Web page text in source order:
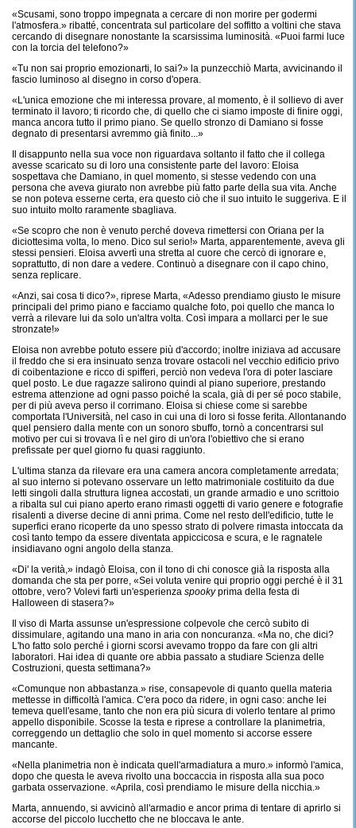
«Scusami, sono troppo impegnata a cercare di non morire per godermi
l'atmosfera.» ribatté, concentrata sul particolare del soffitto a voltini che stava
cercando di disegnare nonostante la scarsissima luminosità. «Puoi farmi luce
con la torcia del telefono?»
«Tu non sai proprio emozionarti, lo sai?» la punzecchiò Marta, avvicinando il
fascio luminoso al disegno in corso d'opera.
«L'unica emozione che mi interessa provare, al momento, è il sollievo di aver
terminato il lavoro; ti ricordo che, di quello che ci siamo imposte di finire oggi,
manca ancora tutto il primo piano. Se quello stronzo di Damiano si fosse
degnato di presentarsi avremmo già finito...»
Il disappunto nella sua voce non riguardava soltanto il fatto che il collega
avesse scaricato su di loro una consistente parte del lavoro: Eloisa
sospettava che Damiano, in quel momento, si stesse vedendo con una
persona che aveva giurato non avrebbe più fatto parte della sua vita. Anche
se non poteva esserne certa, era questo ciò che il suo intuito le suggeriva. E il
suo intuito molto raramente sbagliava.
«Se scopro che non è venuto perché doveva rimettersi con Oriana per la
diciottesima volta, lo meno. Dico sul serio!» Marta, apparentemente, aveva gli
stessi pensieri. Eloisa avvertì una stretta al cuore che cercò di ignorare e,
soprattutto, di non dare a vedere. Continuò a disegnare con il capo chino,
senza replicare.
«Anzi, sai cosa ti dico?», riprese Marta, «Adesso prendiamo giusto le misure
principali del primo piano e facciamo qualche foto, poi quello che manca lo
verrà a rilevare lui da solo un'altra volta. Così impara a mollarci per le sue
stronzate!»
Eloisa non avrebbe potuto essere più d'accordo; inoltre iniziava ad accusare
il freddo che si era insinuato senza trovare ostacoli nel vecchio edificio privo
di coibentazione e ricco di spifferi, perciò non vedeva l'ora di poter lasciare
quel posto. Le due ragazze salirono quindi al piano superiore, prestando
estrema attenzione ad ogni passo poiché la scala, già di per sé poco stabile,
per di più aveva perso il corrimano. Eloisa si chiese come si sarebbe
comportata l'Università, nel caso in cui una di loro si fosse ferita. Allontanando
quel pensiero dalla mente con un sonoro sbuffo, tornò a concentrarsi sul
motivo per cui si trovava lì e nel giro di un'ora l'obiettivo che si erano
prefissate per quel giorno fu quasi raggiunto.
L'ultima stanza da rilevare era una camera ancora completamente arredata;
al suo interno si potevano osservare un letto matrimoniale costituito da due
letti singoli dalla struttura lignea accostati, un grande armadio e uno scrittoio
a ribalta sul cui piano aperto erano rimasti oggetti di vario genere e fotografie
risalenti a diverse decine di anni prima. Come nel resto dell'edificio, tutte le
superfici erano ricoperte da uno spesso strato di polvere rimasta intoccata da
così tanto tempo da essere diventata appiccicosa e scura, e le ragnatele
insidiavano ogni angolo della stanza.
«Di' la verità,» indagò Eloisa, con il tono di chi conosce già la risposta alla
domanda che sta per porre, «Sei voluta venire qui proprio oggi perché è il 31
ottobre, vero? Volevi farti un'esperienza spookyprima della festa di
Halloween di stasera?»
Il viso di Marta assunse un'espressione colpevole che cercò subito di
dissimulare, agitando una mano in aria con noncuranza. «Ma no, che dici?
L'ho fatto solo perché i giorni scorsi avevamo troppo da fare con gli altri
laboratori. Hai idea di quante ore abbia passato a studiare Scienza delle
Costruzioni, questa settimana?»
«Comunque non abbastanza.» rise, consapevole di quanto quella materia
mettesse in difficoltà l'amica. C'era poco da ridere, in ogni caso: anche lei
temeva quell'esame, tanto che non era più sicura di volerlo tentare al primo
appello disponibile. Scosse la testa e riprese a controllare la planimetria,
correggendo un dettaglio che solo in quel momento si accorse essere
mancante.
«Nella planimetria non è indicata quell'armadiatura a muro.» informò l'amica,
dopo che questa le aveva rivolto una boccaccia in risposta alla sua poco
garbata osservazione. «Aprila, così prendiamo le misure della nicchia.»
Marta, annuendo, si avvicinò all'armadio e ancor prima di tentare di aprirlo si
accorse del piccolo lucchetto che ne bloccava le ante.